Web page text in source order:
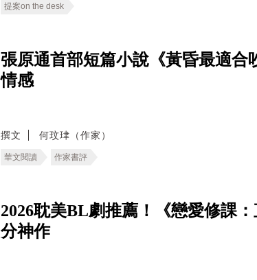
提案on the desk
張原通首部短篇小說《黃昏最適合
情感
撰文 何玟珒（作家）
華文閱讀 作家書評
2026耽美BL劇推薦！《戀愛修課
分神作